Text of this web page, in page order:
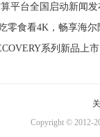
平台全国启动新闻
零食看4K，畅享海尔
系列新品上市
Copyright © 2012-